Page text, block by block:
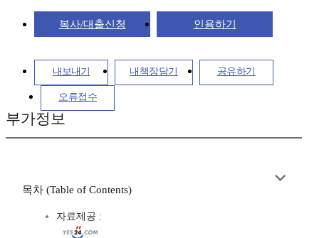
복사/대출신청 인용하기
내보내기 내책장담기 공유하기
오류접수
부가정보
목차 (Table of Contents)
자료제공 :